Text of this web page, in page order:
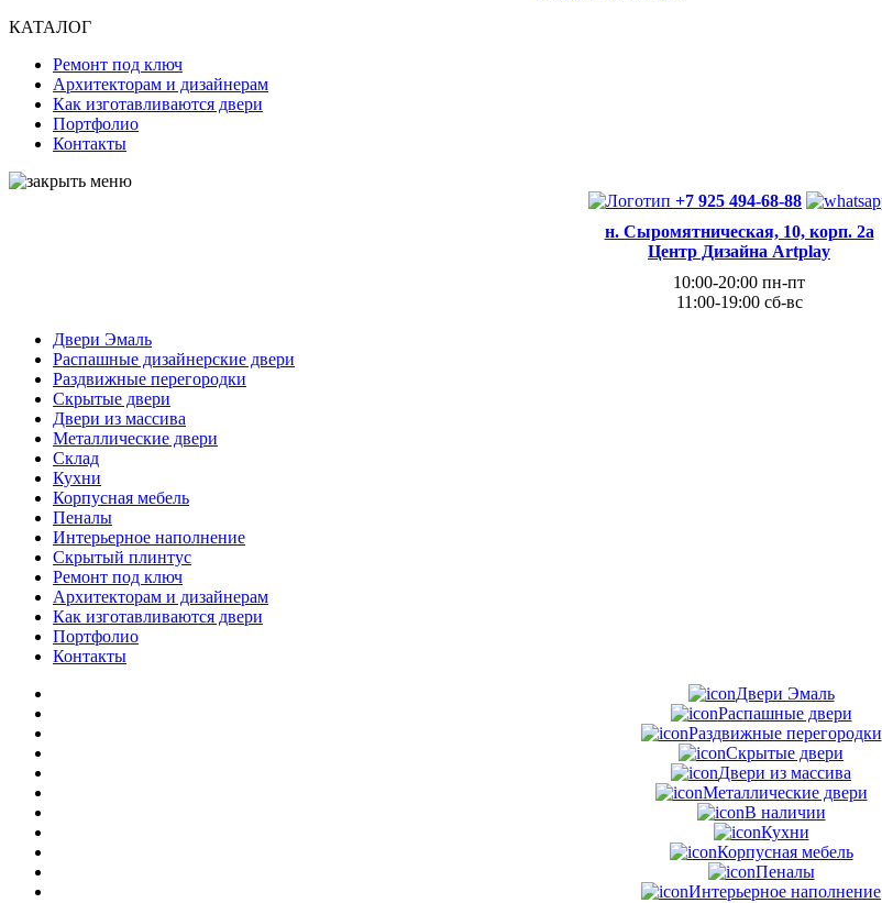
КАТАЛОГ
Ремонт под ключ
Архитекторам и дизайнерам
Как изготавливаются двери
Портфолио
Контакты
+7 925 494-68-88
н. Сыромятническая, 10, корп. 2а
Центр Дизайна Artplay
10:00-20:00 пн-пт
11:00-19:00 сб-вс
Двери Эмаль
Распашные дизайнерские двери
Раздвижные перегородки
Скрытые двери
Двери из массива
Металлические двери
Склад
Кухни
Корпусная мебель
Пеналы
Интерьерное наполнение
Скрытый плинтус
Ремонт под ключ
Архитекторам и дизайнерам
Как изготавливаются двери
Портфолио
Контакты
Двери Эмаль
Распашные двери
Раздвижные перегородки
Скрытые двери
Двери из массива
Металлические двери
В наличии
Кухни
Корпусная мебель
Пеналы
Интерьерное наполнение